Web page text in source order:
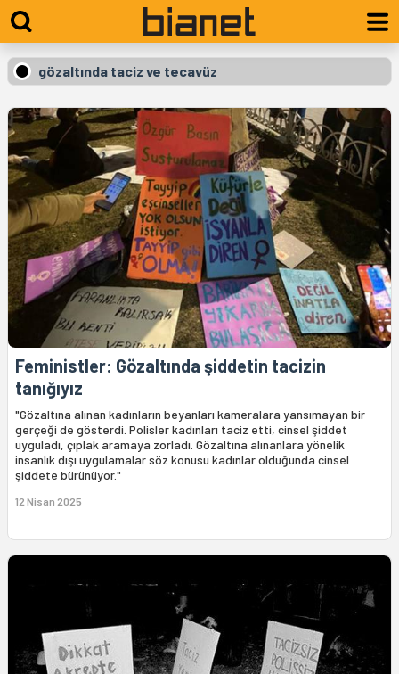
gözaltında taciz ve tecavüz
Feministler: Gözaltında şiddetin tacizin
tanığıyız
"Gözaltına alınan kadınların beyanları kameralara yansımayan bir
gerçeği de gösterdi. Polisler kadınları taciz etti, cinsel şiddet
uyguladı, çıplak aramaya zorladı. Gözaltına alınanlara yönelik
insanlık dışı uygulamalar söz konusu kadınlar olduğunda cinsel
şiddete bürünüyor."
12 Nisan 2025